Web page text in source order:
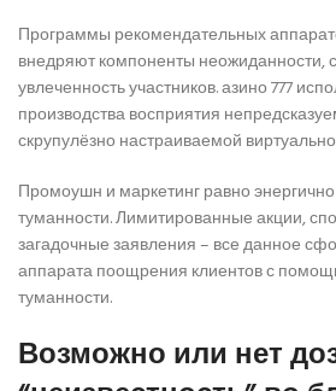
Программы рекомендательных
внедряют компоненты неожиданности,
увлеченность участников. азино 777
производства восприятия
скрупулёзно настраиваемой
Промоушн и маркетинг равно
туманности. Лимитированные акции,
загадочные заявления – все данное
аппарата поощрения клиентов с
туманности.
Возможно или нет